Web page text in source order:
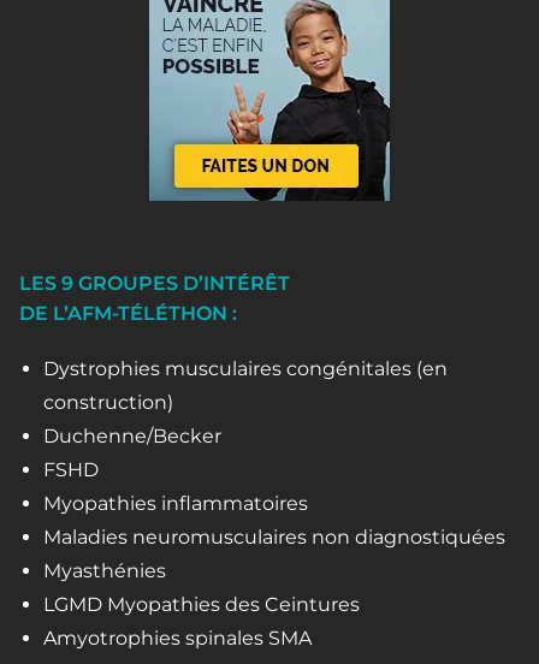
LES 9 GROUPES D’INTÉRÊT
DE L’AFM-TÉLÉTHON :
Dystrophies musculaires congénitales (en
construction)
Duchenne/Becker
FSHD
Myopathies inflammatoires
Maladies neuromusculaires non diagnostiquées
Myasthénies
LGMD Myopathies des Ceintures
Amyotrophies spinales SMA